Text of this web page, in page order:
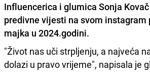
Influencerica i glumica Sonja
predivne vijesti na svom instagram
majka u 2024.godini.
"Život nas uči strpljenju, a najveća
dolazi u pravo vrijeme", napisala je